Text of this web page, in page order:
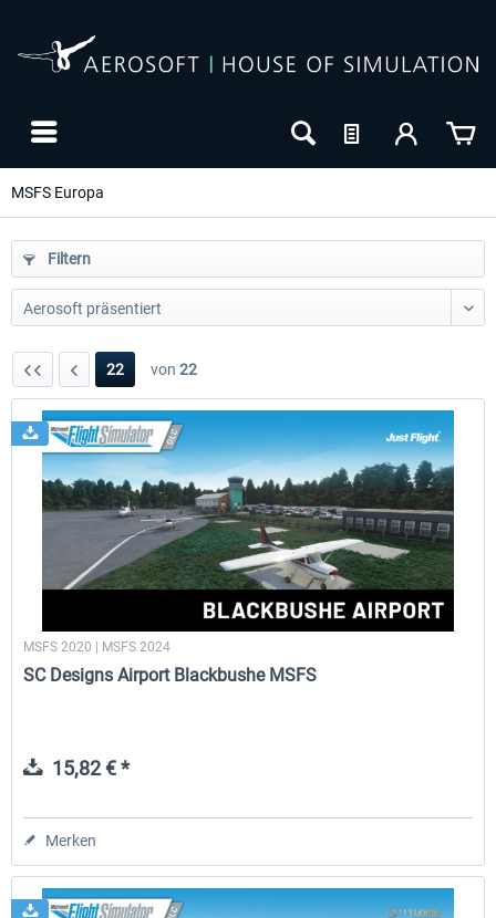
MSFS Europa
Aerosoft Mega Airport Brüssel
24,95 € *
Aerosoft Airport Köln/
Filtern
22 von 22
MSFS 2020 | MSFS 2024
SC Designs Airport Blackbushe MSFS
15,82 € *
Merken